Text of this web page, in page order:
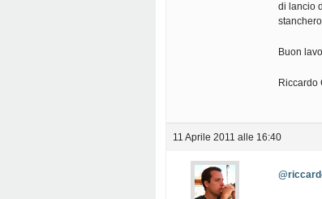
di lancio
Buon
Riccardo
11 Aprile 2011 alle 16:40